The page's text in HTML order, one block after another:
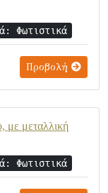
Φωτιστικά
Προβολή
με μεταλλική
Φωτιστικά